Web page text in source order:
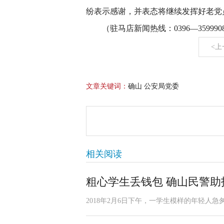
纷表示感谢，并表态将继续发挥好老
（驻马店新闻热线：
<上
文章关键词： 确山 公安局党委
相关阅读
粗心学生丢钱包 确山民警助
2018年2月6日下午，一学生模样的年轻人